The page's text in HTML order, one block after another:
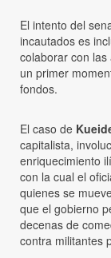
El intento del
incautados es
colaborar con
un primer
fondos.
El caso de
capitalista,
enriquecimiento
con la cual el
quienes se
que el gobierno
decenas de
contra militantes